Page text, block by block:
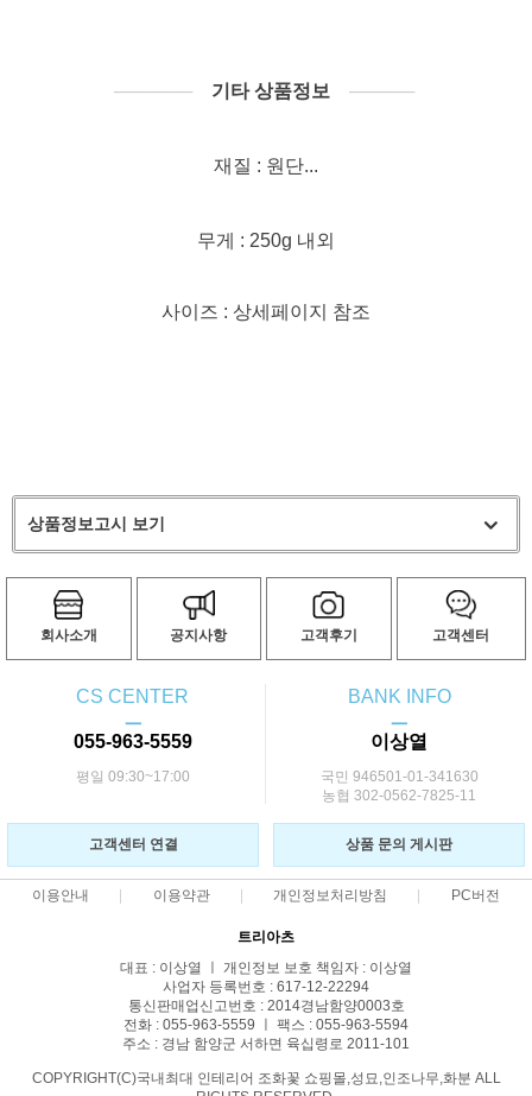
────── 기타 상품정보 ─────
재질 : 원단...
무게 : 250g 내외
사이즈 : 상세페이지 참조
상품정보고시 보기
회사소개 공지사항 고객후기 고객센터
CS CENTER
ㅡ
055-963-5559
평일 09:30~17:00
BANK INFO
ㅡ
이상열
국민 946501-01-341630
농협 302-0562-7825-11
고객센터 연결 상품 문의 게시판
이용안내 이용약관 개인정보처리방침 PC버전
트리아츠
대표 : 이상열 ㅣ 개인정보 보호 책임자 : 이상열
사업자 등록번호 : 617-12-22294
통신판매업신고번호 : 2014경남함양0003호
전화 : 055-963-5559 ㅣ 팩스 : 055-963-5594
주소 : 경남 함양군 서하면 육십령로 2011-101
COPYRIGHT(C)국내최대 인테리어 조화꽃 쇼핑몰,성묘,인조나무,화분 ALL